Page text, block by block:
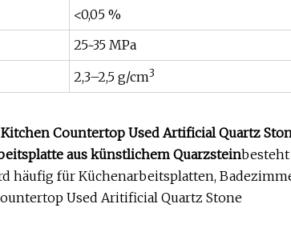
<0,05 %
25~35 MPa
2,3–2,5 g/cm3
Kitchen Countertop Used Artificial Quartz
aus künstlichem Quarzsteinbesteht
häufig für Küchenarbeitsplatten,